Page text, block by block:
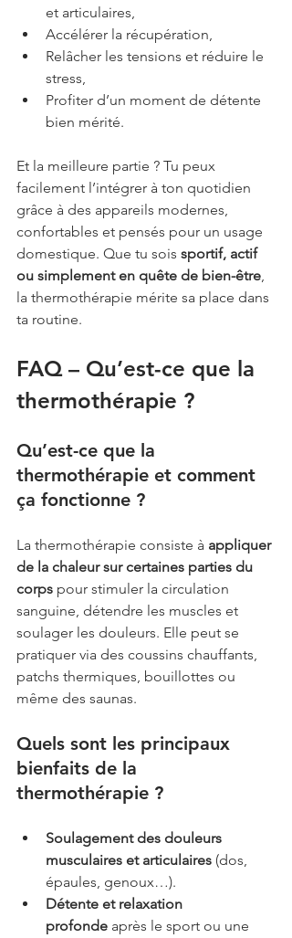
et articulaires,
Accélérer la récupération,
Relâcher les tensions et réduire le
stress,
Profiter d’un moment de détente
bien mérité.
Et la meilleure partie ? Tu peux
facilement l’intégrer à ton quotidien
grâce à des appareils modernes,
confortables et pensés pour un usage
domestique. Que tu sois sportif, actif
ou simplement en quête de bien-être,
la thermothérapie mérite sa place dans
ta routine.
FAQ – Qu’est-ce que la
thermothérapie ?
Qu’est-ce que la
thermothérapie et comment
ça fonctionne ?
La thermothérapie consiste à appliquer
de la chaleur sur certaines parties du
corps pour stimuler la circulation
sanguine, détendre les muscles et
soulager les douleurs. Elle peut se
pratiquer via des coussins chauffants,
patchs thermiques, bouillottes ou
même des saunas.
Quels sont les principaux
bienfaits de la
thermothérapie ?
Soulagement des douleurs
musculaires et articulaires (dos,
épaules, genoux…).
Détente et relaxation
profonde après le sport ou une